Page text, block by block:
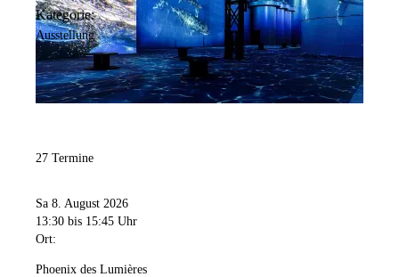
Kategorie:
Ausstellung
27 Termine
Sa 8. August 2026
13:30 bis 15:45 Uhr
Ort:
Phoenix des Lumières